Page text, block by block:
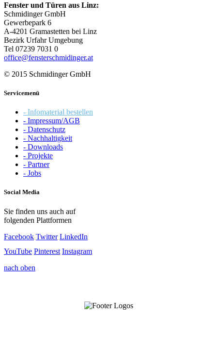
Fenster und Türen aus Linz:
Schmidinger GmbH
Gewerbepark 6
A-4201 Gramastetten bei Linz
Bezirk Urfahr Umgebung
Tel 07239 7031 0
office@fensterschmidinger.at
© 2015 Schmidinger GmbH
Servicemenü
- Infomaterial bestellen
- Impressum/AGB
- Datenschutz
- Nachhaltigkeit
- Downloads
- Projekte
- Partner
- Jobs
Social Media
Sie finden uns auch auf
folgenden Plattformen
Facebook Twitter LinkedIn
YouTube Pinterest Instagram
nach oben